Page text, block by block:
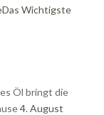
Wichtigste
Öl bringt die
4. August